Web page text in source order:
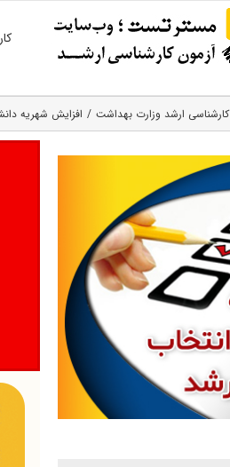
کارشناسی ارشد وزارت بهداشت افزایش شهریه